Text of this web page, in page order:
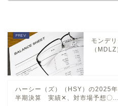
モンデ
（
ハーシー（ズ）（HSY）の2025
半期決算 実績✕、対市場予想〇...